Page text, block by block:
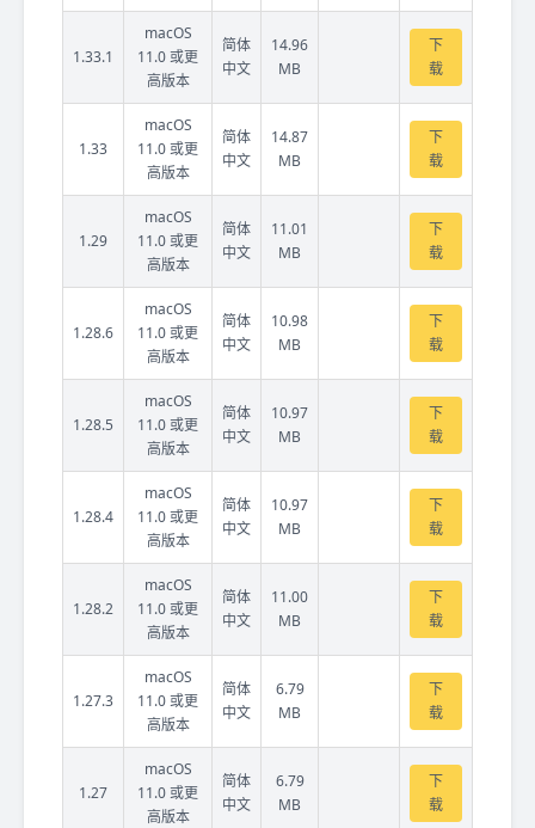
1.33.1
macOS
11.0 或更
高版本
简体
中文
14.96
MB
下
载
1.33
macOS
11.0 或更
高版本
简体
中文
14.87
MB
下
载
1.29
macOS
11.0 或更
高版本
简体
中文
11.01
MB
下
载
1.28.6
macOS
11.0 或更
高版本
简体
中文
10.98
MB
下
载
1.28.5
macOS
11.0 或更
高版本
简体
中文
10.97
MB
下
载
1.28.4
macOS
11.0 或更
高版本
简体
中文
10.97
MB
下
载
1.28.2
macOS
11.0 或更
高版本
简体
中文
11.00
MB
下
载
1.27.3
macOS
11.0 或更
高版本
简体
中文
6.79
MB
下
载
1.27
macOS
11.0 或更
高版本
简体
中文
6.79
MB
下
载